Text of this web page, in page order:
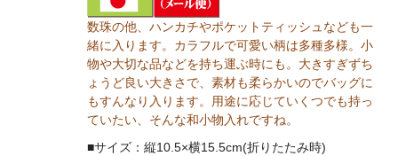
数珠の他、ハンカチやポケットティッシュなども一
緒に入ります。カラフルで可愛い柄は多種多様。小
物や大切な品などを持ち運ぶ時にも。大きすぎずち
ょうど良い大きさで、素材も柔らかいのでバッグに
もすんなり入ります。用途に応じていくつでも持っ
ていたい、そんな和小物入れですね。
■サイズ：縦10.5×横15.5cm(折りたたみ時)